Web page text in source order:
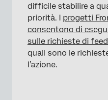
difficile stabilire a
priorità. I progetti
consentono di
sulle richieste di
quali sono le
l’azione.